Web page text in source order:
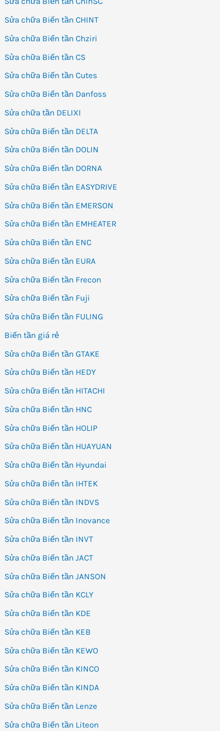
Sửa chữa Biến tần CHINT
Sửa chữa Biến tần Chziri
Sửa chữa Biến tần CS
Sửa chữa Biến tần Cutes
Sửa chữa Biến tần Danfoss
Sửa chữa tần DELIXI
Sửa chữa Biến tần DELTA
Sửa chữa Biến tần DOLIN
Sửa chữa Biến tần DORNA
Sửa chữa Biến tần EASYDRIVE
Sửa chữa Biến tần EMERSON
Sửa chữa Biến tần EMHEATER
Sửa chữa Biến tần ENC
Sửa chữa Biến tần EURA
Sửa chữa Biến tần Frecon
Sửa chữa Biến tần Fuji
Sửa chữa Biến tần FULING
Biến tần giá rẻ
Sửa chữa Biến tần GTAKE
Sửa chữa Biến tần HEDY
Sửa chữa Biến tần HITACHI
Sửa chữa Biến tần HNC
Sửa chữa Biến tần HOLIP
Sửa chữa Biến tần HUAYUAN
Sửa chữa Biến tần Hyundai
Sửa chữa Biến tần IHTEK
Sửa chữa Biến tần INDVS
Sửa chữa Biến tần Inovance
Sửa chữa Biến tần INVT
Sửa chữa Biến tần JACT
Sửa chữa Biến tần JANSON
Sửa chữa Biến tần KCLY
Sửa chữa Biến tần KDE
Sửa chữa Biến tần KEB
Sửa chữa Biến tần KEWO
Sửa chữa Biến tần KINCO
Sửa chữa Biến tần KINDA
Sửa chữa Biến tần Lenze
Sửa chữa Biến tần Liteon